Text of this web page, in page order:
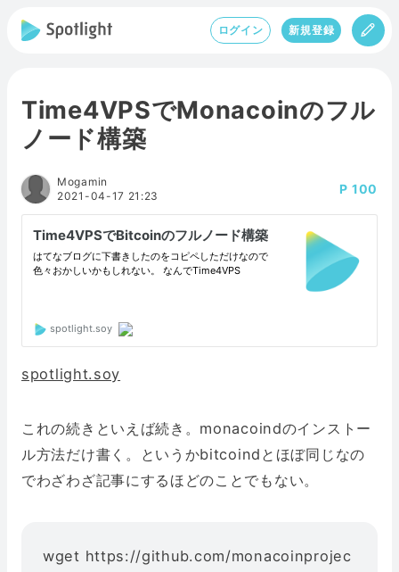
ログイン 新規登録
Time4VPSでMonacoinのフル
ノード構築
Mogamin
2021-04-17 21:23
100
spotlight.soy
これの続きといえば続き。monacoindのインストー
ル方法だけ書く。というかbitcoindとほぼ同じなの
でわざわざ記事にするほどのことでもない。
wget https://github.com/monacoinprojec